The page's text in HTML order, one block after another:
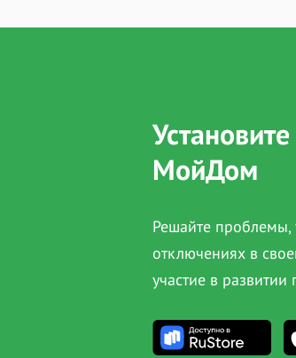
МойДом
Решайте проблемы,
отключениях в
участие в развитии